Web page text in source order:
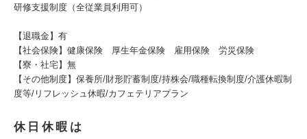
研修支援制度（全従業員利用可）
【退職金】有
【社会保険】健康保険 厚生年金保険 雇用保険 労災保険
【寮・社宅】無
【その他制度】保養所/財形貯蓄制度/持株会/職種転換制度/介護休暇制
度等/リフレッシュ休暇/カフェテリアプラン
休日休暇は